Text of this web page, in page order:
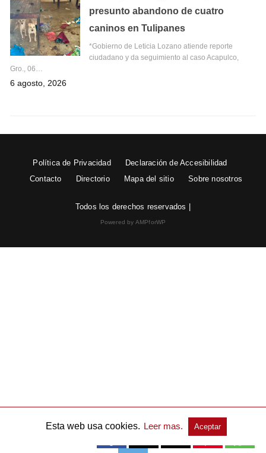
presunto abandono de cuatro
caninos en Tulipanes
*Gobierno de Leticia Lozano atiende reporte
ciudadano y da seguimiento al caso Acapulco,
Gro., 06…
6 agosto, 2026
Política de Privacidad
Declaración de Accesibilidad
Contacto
Directorio Mapa del sitio Sobre nosotros
Todos los derechos reservados |
Powered by AMPforWP
Esta web usa cookies. Leer mas. Aceptar